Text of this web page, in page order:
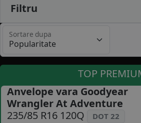
MARCA AUTO
B2B - COLABORARE
CONTACT
COS (0 PRODUSE
Filtru
Sortare dupa
TOP
Anvelope vara Goodyear
Wrangler At Adventure
235/85 R16 120Q
DOT 22